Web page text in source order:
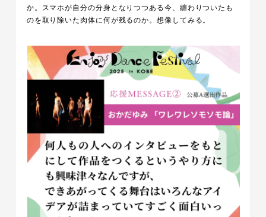
か。スマホが自分の分身となりつつある今、纏わりついたも
のを取り除いた肉体に何が残るのか。想像してみる。